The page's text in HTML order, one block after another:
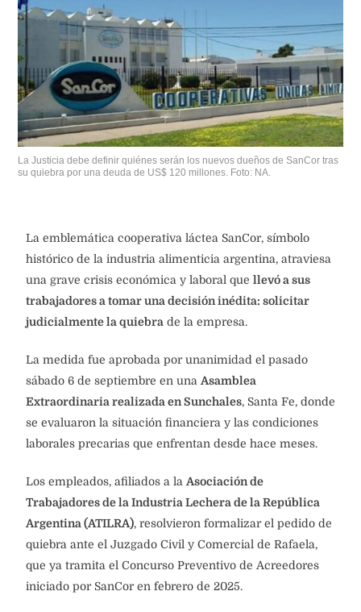
La Justicia debe definir quiénes serán los nuevos dueños de SanCor tras
su quiebra por una deuda de US$ 120 millones. Foto: NA.
La emblemática cooperativa láctea SanCor, símbolo
histórico de la industria alimenticia argentina, atraviesa
una grave crisis económica y laboral que llevó a sus
trabajadores a tomar una decisión inédita: solicitar
judicialmente la quiebra de la empresa.
La medida fue aprobada por unanimidad el pasado
sábado 6 de septiembre en unaAsamblea
Extraordinaria realizada en Sunchales, Santa Fe, donde
se evaluaron la situación financiera y las condiciones
laborales precarias que enfrentan desde hace meses.
Los empleados, afiliados a laAsociación de
Trabajadores de la Industria Lechera de la República
Argentina (ATILRA), resolvieron formalizar el pedido de
quiebra ante el Juzgado Civil y Comercial de Rafaela,
que ya tramita el Concurso Preventivo de Acreedores
iniciado por SanCor en febrero de 2025.